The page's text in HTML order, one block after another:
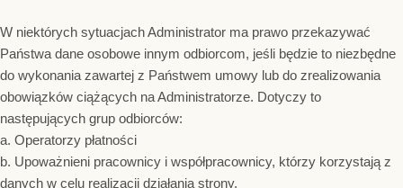
W niektórych sytuacjach Administrator ma prawo przekazywać
Państwa dane osobowe innym odbiorcom, jeśli będzie to niezbędne
do wykonania zawartej z Państwem umowy lub do zrealizowania
obowiązków ciążących na Administratorze. Dotyczy to
następujących grup odbiorców:
a. Operatorzy płatności
b. Upoważnieni pracownicy i współpracownicy, którzy korzystają z
danych w celu realizacji działania strony.